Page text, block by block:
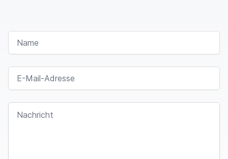
und YouTube-Kollegen auch direkt gleich ins Auge
gesprungen,
Da war das Thumbnail sehr ansprechend und der
Titel lautete ja von diesen Live katastrophale
Vergangenheit.
NAME
E-MAIL-ADRESSE
NACHRICHT